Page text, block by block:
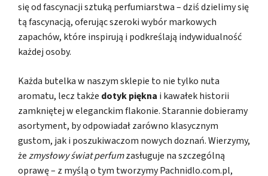
się od fascynacji sztuką perfumiarstwa – dziś dzielimy się
tą fascynacją, oferując szeroki wybór markowych
zapachów, które inspirują i podkreślają indywidualność
każdej osoby.
Każda butelka w naszym sklepie to nie tylko nuta
aromatu, lecz także dotyk piękna i kawałek historii
zamkniętej w eleganckim flakonie. Starannie dobieramy
asortyment, by odpowiadał zarówno klasycznym
gustom, jak i poszukiwaczom nowych doznań. Wierzymy,
żezmysłowy świat perfumzasługuje na szczególną
oprawę – z myślą o tym tworzymy Pachnidlo.com.pl,